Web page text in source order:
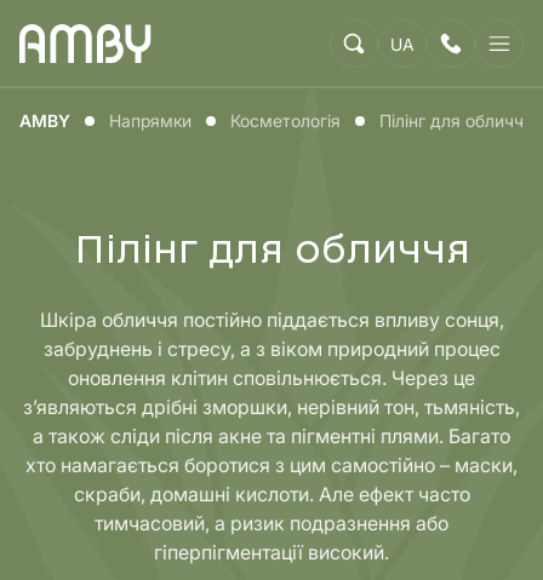
UA
AMBY Напрямки Косметологія Пілінг для обличчя
Пілінг для обличчя
Шкіра обличчя постійно піддається впливу сонця,
забруднень і стресу, а з віком природний процес
оновлення клітин сповільнюється. Через це
з’являються дрібні зморшки, нерівний тон, тьмяність,
а також сліди після акне та пігментні плями. Багато
хто намагається боротися з цим самостійно – маски,
скраби, домашні кислоти. Але ефект часто
тимчасовий, а ризик подразнення або
гіперпігментації високий.